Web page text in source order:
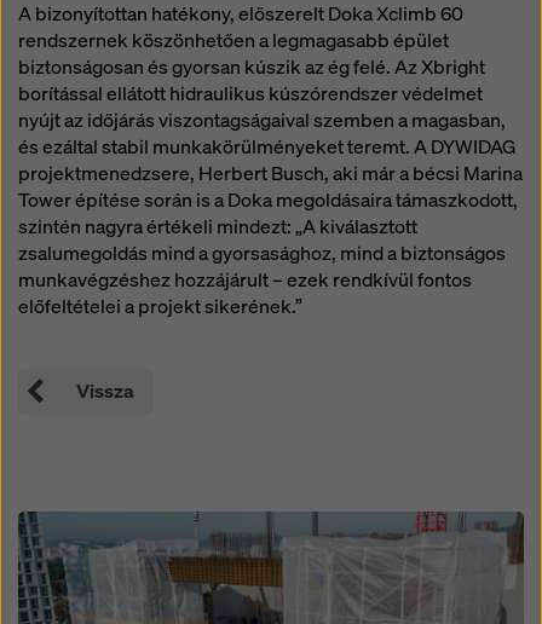
A bizonyítottan hatékony, előszerelt Doka Xclimb 60
rendszernek köszönhetően a legmagasabb épület
biztonságosan és gyorsan kúszik az ég felé. Az Xbright
borítással ellátott hidraulikus kúszórendszer védelmet
nyújt az időjárás viszontagságaival szemben a magasban,
és ezáltal stabil munkakörülményeket teremt. A DYWIDAG
projektmenedzsere, Herbert Busch, aki már a bécsi Marina
Tower építése során is a Doka megoldásaira támaszkodott,
szintén nagyra értékeli mindezt: „A kiválasztott
zsalumegoldás mind a gyorsasághoz, mind a biztonságos
munkavégzéshez hozzájárult – ezek rendkívül fontos
előfeltételei a projekt sikerének.”
Vissza
Open